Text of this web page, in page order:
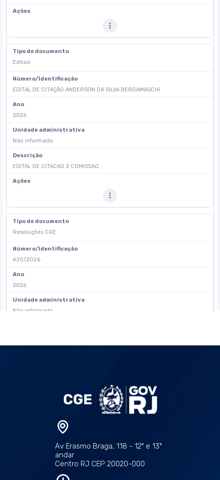
Av Erasmo Braga, 118 - 12º e 13º
andar
Centro RJ CEP 20020-000